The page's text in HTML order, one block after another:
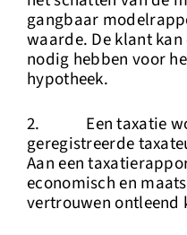
gangbaar
waarde. De klant
nodig hebben voor
hypotheek.
2. Een taxatie
geregistreerde
Aan een
economisch en
vertrouwen ontleend